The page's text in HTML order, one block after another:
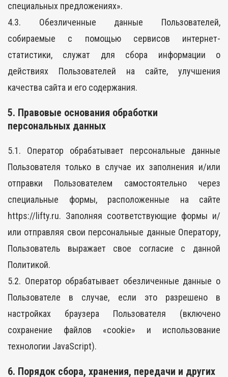
специальных предложениях».
4.3. Обезличенные данные Пользователей,
собираемые с помощью сервисов интернет-
статистики, служат для сбора информации о
действиях Пользователей на сайте, улучшения
качества сайта и его содержания.
5. Правовые основания обработки
персональных данных
5.1. Оператор обрабатывает персональные данные
Пользователя только в случае их заполнения и/или
отправки Пользователем самостоятельно через
специальные формы, расположенные на сайте
https://lifty.ru. Заполняя соответствующие формы и/
или отправляя свои персональные данные Оператору,
Пользователь выражает свое согласие с данной
Политикой.
5.2. Оператор обрабатывает обезличенные данные о
Пользователе в случае, если это разрешено в
настройках браузера Пользователя (включено
сохранение файлов «cookie» и использование
технологии JavaScript).
6. Порядок сбора, хранения, передачи и других